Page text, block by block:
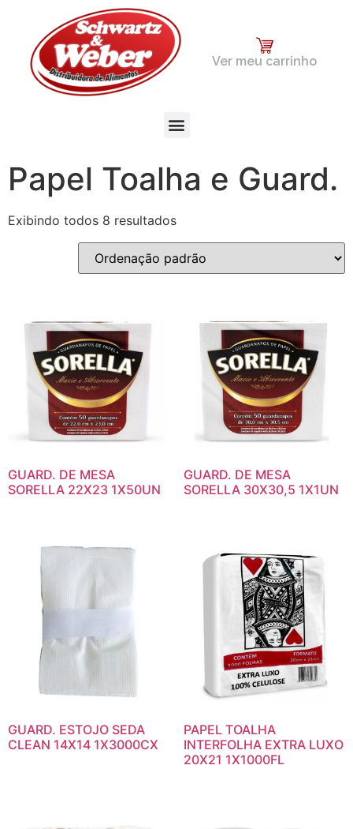
Ver meu carrinho
Papel Toalha e Guard.
Exibindo todos 8 resultados
GUARD. DE MESA
SORELLA 22X23 1X50UN
GUARD. DE MESA
SORELLA 30X30,5 1X1UN
GUARD. ESTOJO SEDA
CLEAN 14X14 1X3000CX
PAPEL TOALHA
INTERFOLHA EXTRA LUXO
20X21 1X1000FL